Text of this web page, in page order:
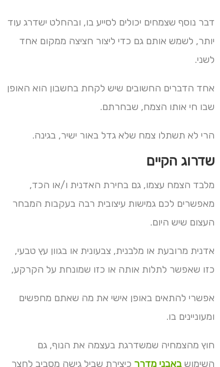
דבר נוסף שצמחים יכולים לסייע בו, ובהחלט ישדרג עוד
יותר, לשמש אותם גם כדי ליצור חציצה ממקום אחד
לשני.
אחד הדברים החשובים שיש לקחת בחשבון הוא האופן
שבו חי אותו הצמח, שבחרתם.
הרי לא תשתלו צמח שלא גדל באור ישיר, בגינה.
שדרוג הקיים
מלבד הצמח עצמו, גם בחירת האדנית ו/או הכד,
מאפשרים לכם גמישות עיצובית רבה בעקבות המבחר
העצום שיש היום.
אדנית מרובעת או מלבנית, צבעונית או בגוון עץ טבעי,
כזו שאפשר לתלות אותה או כזו שמונחת על הקרקע,
אפשרי להתאים באופן אישי את מה שאתם מחפשים
ומעוניינים בו.
חוץ מהצמחיה שמשדרגת בעצמה את הנוף, גם
השימוש באבני מדרך כיצירת שביל גישה מסביב לחצר